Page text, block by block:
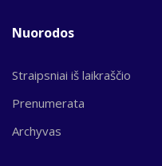
Nuorodos
Straipsniai iš laikraščio
Prenumerata
Archyvas